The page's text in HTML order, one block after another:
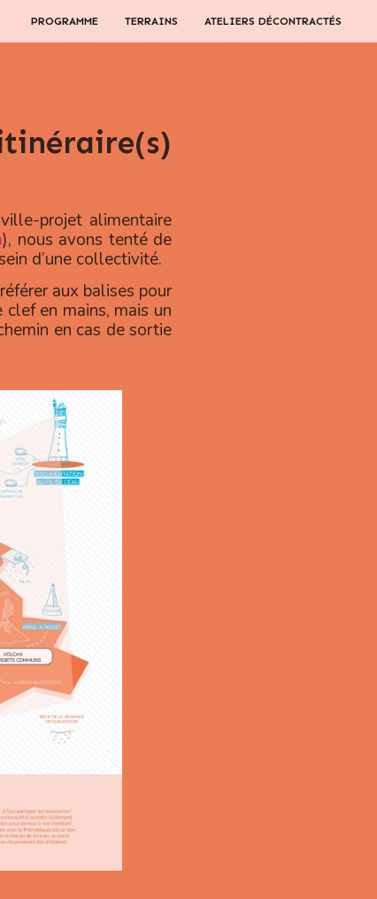
PROGRAMME TERRAINS ATELIERS DÉCONTRACTÉS
projet alimentaire
), nous avons tenté de
d’une collectivité.
aux balises pour
en mains, mais un
en cas de sortie